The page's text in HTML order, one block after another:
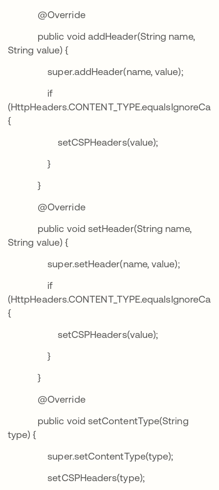
@Override
public void addHeader(String name,
String value) {
super.addHeader(name, value);
if
{
setCSPHeaders(value);
}
}
@Override
public void setHeader(String name,
String value) {
super.setHeader(name, value);
if
{
setCSPHeaders(value);
}
}
@Override
public void setContentType(String
type) {
super.setContentType(type);
setCSPHeaders(type);